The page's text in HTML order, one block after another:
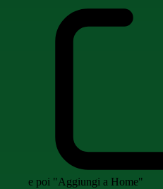
e poi "Aggiungi a Home"